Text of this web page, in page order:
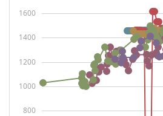
800
1000
1200
1400
1600